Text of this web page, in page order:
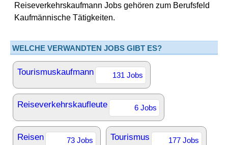
Reiseverkehrskaufmann Jobs gehören zum Berufsfeld
Kaufmännische Tätigkeiten.
WELCHE VERWANDTEN JOBS GIBT ES?
Tourismuskaufmann 131 Jobs
Reiseverkehrskaufleute 6 Jobs
Reisen 73 Jobs Tourismus 177 Jobs